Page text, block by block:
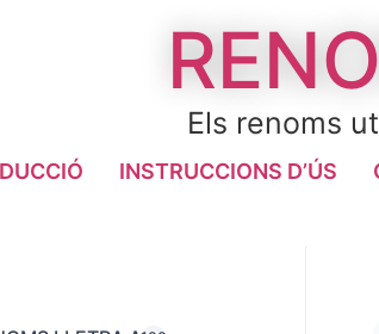
Els renoms
INSTRUCCIONS D’ÚS